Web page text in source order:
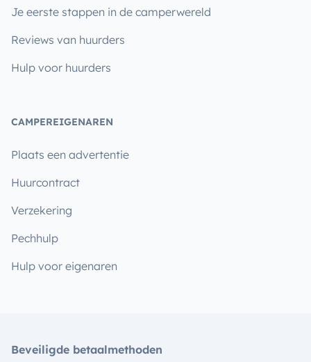
Je eerste stappen in de camperwereld
Reviews van huurders
Hulp voor huurders
CAMPEREIGENAREN
Plaats een advertentie
Huurcontract
Verzekering
Pechhulp
Hulp voor eigenaren
Beveiligde betaalmethoden